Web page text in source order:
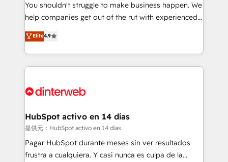
integration capabilities 💼 Consultative, long-term
partners who will embed ourselves into your
business, processes and systems 🏢 We specialise in
working with mid-market and enterprise
organisations, global organisations and those with
complex use cases 🏆 CRM Implementation,
Onboarding Accredited 🔐 ISO27001 & ISO9001
You shouldn't struggle to make business happen. We
help companies get out of the rut with experienced,
process-oriented teams implementing HubSpot
Marketing, Sales, Service, CMS and Operations Hub,
so selling and actually engaging with your customers
feels easy and pain-free. We are a top ranked
and Customer First Awards, 4.9/5 rating in HubSpot
helps the following industries: logistics & 3PL, home
improvement & construction, branding and
commercialization, real estate, health, education,
SaaS, Software Dev & IT and consulting, make the
Elite4.9
HubSpot activo en 14 días
提供元：HubSpot activo en 14 días
Pagar HubSpot durante meses sin ver resultados
frustra a cualquiera. Y casi nunca es culpa de la